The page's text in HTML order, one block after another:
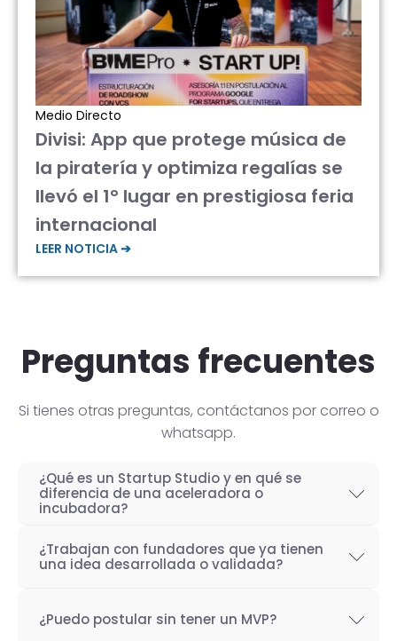
Medio Directo
Divisi: App que protege música de
la piratería y optimiza regalías se
llevó el 1° lugar en prestigiosa feria
internacional
LEER NOTICIA ➔
Preguntas frecuentes
Si tienes otras preguntas, contáctanos por correo o
whatsapp.
¿Qué es un Startup Studio y en qué se
diferencia de una aceleradora o
incubadora?
Un Startup Studio es una organización capaz
de construir startups de manera iterativa,
con experiencia. También se les conoce
¿Trabajan con fundadores que ya tienen
una idea desarrollada o validada?
Startup Studio es lograr un proceso iterativo
¿Puedo postular sin tener un MVP?